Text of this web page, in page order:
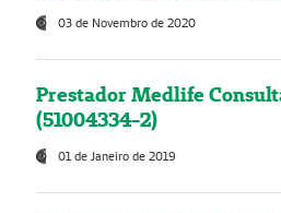
03 de Novembro de 2020
Prestador Medlife
(51004334-2)
01 de Janeiro de 2019